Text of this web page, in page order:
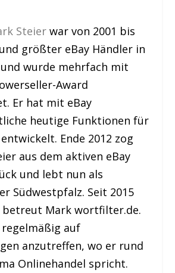
Steier war von 2001 bis
größter eBay Händler in
wurde mehrfach mit
Award
Er hat mit eBay
heutige Funktionen für
Ende 2012 zog
aus dem aktiven eBay
und lebt nun als
Südwestpfalz. Seit 2015
Mark wortfilter.de.
auf
anzutreffen, wo er rund
Onlinehandel spricht.